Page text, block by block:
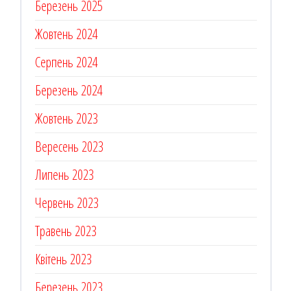
Березень 2025
Жовтень 2024
Серпень 2024
Березень 2024
Жовтень 2023
Вересень 2023
Липень 2023
Червень 2023
Травень 2023
Квітень 2023